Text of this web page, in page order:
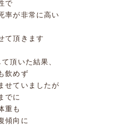
で
率が非常に高い
て頂きます
頂いた結果、
飲めず
せていましたが
でに
重も
傾向に